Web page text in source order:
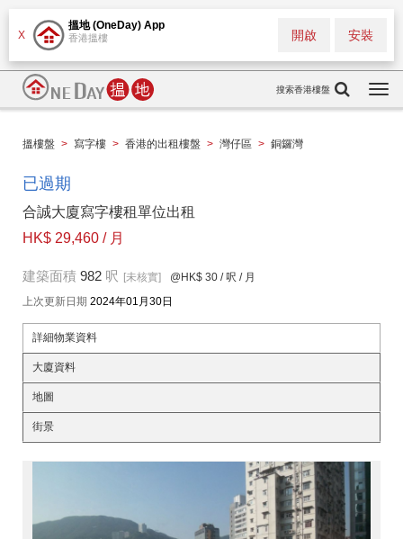
X
搵地 (OneDay) App
香港搵樓 安裝
開啟
搜索香港樓盤
搵樓盤 > 寫字樓 > 香港的出租樓盤 > 灣仔區 > 銅鑼灣
已過期
合誠大廈寫字樓租單位出租
HK$ 29,460 / 月
建築面積 982 呎 [未核實] @HK$ 30 / 呎 / 月
上次更新日期 2024年01月30日
詳細物業資料
大廈資料
地圖
街景